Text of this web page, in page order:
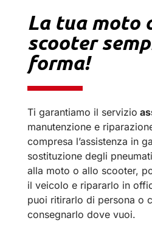
La tua moto
scooter
forma!
Ti garantiamo il servizio
manutenzione e
compresa l’assistenza in
sostituzione degli
alla moto o allo scooter,
il veicolo e ripararlo in
puoi ritirarlo di persona o
consegnarlo dove vuoi.